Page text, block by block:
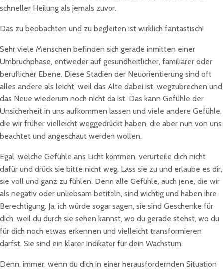
schneller Heilung als jemals zuvor.
Das zu beobachten und zu begleiten ist wirklich fantastisch!
Sehr viele Menschen befinden sich gerade inmitten einer
Umbruchphase, entweder auf gesundheitlicher, familiärer oder
beruflicher Ebene. Diese Stadien der Neuorientierung sind oft
alles andere als leicht, weil das Alte dabei ist, wegzubrechen und
das Neue wiederum noch nicht da ist. Das kann Gefühle der
Unsicherheit in uns aufkommen lassen und viele andere Gefühle,
die wir früher vielleicht weggedrückt haben, die aber nun von uns
beachtet und angeschaut werden wollen.
Egal, welche Gefühle ans Licht kommen, verurteile dich nicht
dafür und drück sie bitte nicht weg. Lass sie zu und erlaube es dir,
sie voll und ganz zu fühlen. Denn alle Gefühle, auch jene, die wir
als negativ oder unliebsam betiteln, sind wichtig und haben ihre
Berechtigung. Ja, ich würde sogar sagen, sie sind Geschenke für
dich, weil du durch sie sehen kannst, wo du gerade stehst, wo du
für dich noch etwas erkennen und vielleicht transformieren
darfst. Sie sind ein klarer Indikator für dein Wachstum.
Denn, immer, wenn du dich in einer herausfordernden Situation